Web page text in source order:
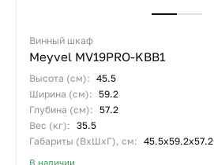
Винный шкаф
Meyvel MV19PRO-KBB1
Высота (см): 45.5
Ширина (см): 59.2
Глубина (см): 57.2
Вес (кг): 35.5
Габариты (ВхШхГ), см: 45.5х59.2х57.2
В наличии